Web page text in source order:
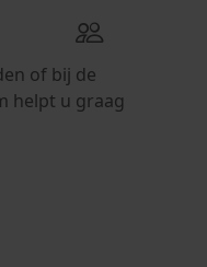
of bij de
helpt u graag